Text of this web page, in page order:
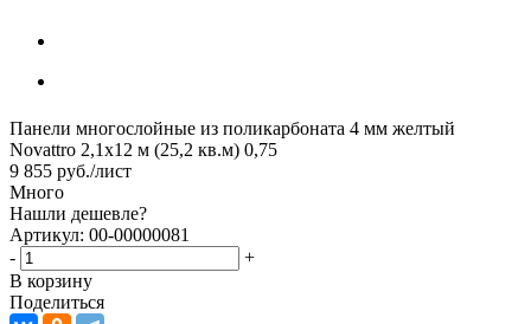
Панели многослойные из поликарбоната 4 мм желтый
Novattro 2,1х12 м (25,2 кв.м) 0,75
9 855 руб./лист
Много
Нашли дешевле?
Артикул: 00-00000081
-
+
В корзину
Поделиться